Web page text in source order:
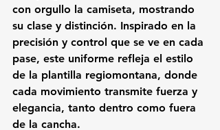
con orgullo la camiseta, mostrando
su clase y distinción. Inspirado en la
precisión y control que se ve en cada
pase, este uniforme refleja el estilo
de la plantilla regiomontana, donde
cada movimiento transmite fuerza y
elegancia, tanto dentro como fuera
de la cancha.